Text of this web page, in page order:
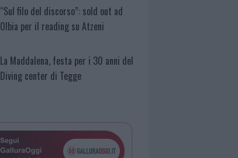
“Sul filo del discorso”: sold out ad
Olbia per il reading su Atzeni
La Maddalena, festa per i 30 anni del
Diving center di Tegge